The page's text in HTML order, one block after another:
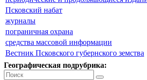
Псковский набат
журналы
пограничная охрана
средства массовой информации
Вестник Псковского губернского земства
Географическая подрубрика: